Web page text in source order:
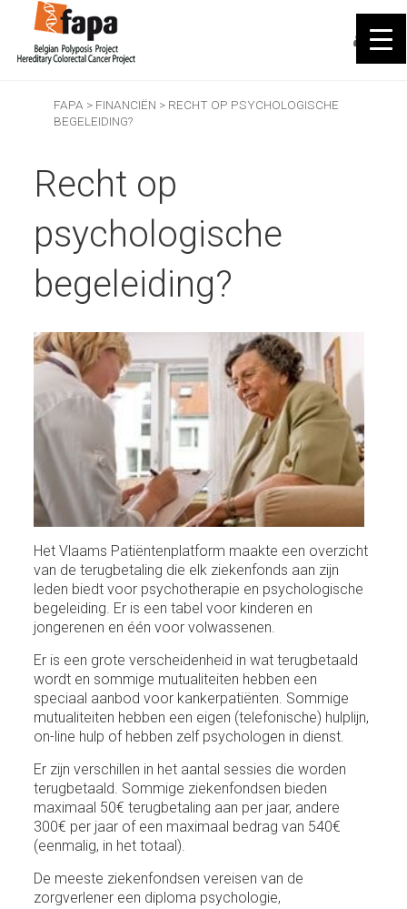
FAPA > FINANCIËN > RECHT OP PSYCHOLOGISCHE
BEGELEIDING?
Recht op
psychologische
begeleiding?
Het Vlaams Patiëntenplatform maakte een overzicht
van de terugbetaling die elk ziekenfonds aan zijn
leden biedt voor psychotherapie en psychologische
begeleiding. Er is een tabel voor kinderen en
jongerenen en één voor volwassenen.
Er is een grote verscheidenheid in wat terugbetaald
wordt en sommige mutualiteiten hebben een
speciaal aanbod voor kankerpatiënten. Sommige
mutualiteiten hebben een eigen (telefonische) hulplijn,
on-line hulp of hebben zelf psychologen in dienst.
Er zijn verschillen in het aantal sessies die worden
terugbetaald. Sommige ziekenfondsen bieden
maximaal 50€ terugbetaling aan per jaar, andere
300€ per jaar of een maximaal bedrag van 540€
(eenmalig, in het totaal).
De meeste ziekenfondsen vereisen van de
zorgverlener een diploma psychologie,